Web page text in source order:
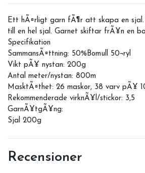
Ett hÃ¤rligt garn fÃ¶r att skapa en
till en hel sjal. Garnet skiftar frÃ¥n en
Specifikation
SammansÃ¤ttning: 50%Bomull 50¬ryl
Vikt pÃ¥ nystan: 200g
Antal meter/nystan: 800m
MasktÃ¤thet: 26 maskor, 38 varv pÃ¥
Rekommenderade virknÃ¥l/stickor: 3,5
GarnÃ¥tgÃ¥ng:
Sjal 200g
Recensioner